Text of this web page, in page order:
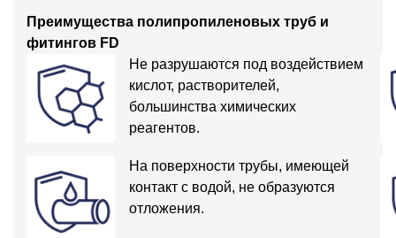
Преимущества полипропиленовых труб и
фитингов FD
Не разрушаются под воздействием
кислот, растворителей,
большинства химических
реагентов.
На поверхности трубы, имеющей
контакт с водой, не образуются
отложения.